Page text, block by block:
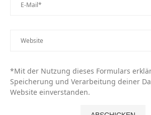
*Mit der Nutzung dieses Formulars
Speicherung und Verarbeitung deiner
Website einverstanden.